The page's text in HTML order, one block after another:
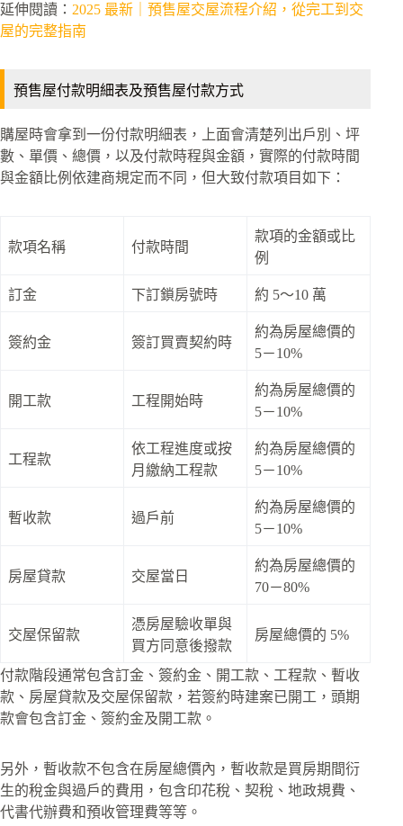
延伸閱讀： 2025 最新｜預售屋交屋流程介紹，從完工到交
屋的完整指南
預售屋付款明細表及預售屋付款方式
購屋時會拿到一份付款明細表，上面會清楚列出戶別、坪
數、單價、總價，以及付款時程與金額，實際的付款時間
與金額比例依建商規定而不同，但大致付款項目如下：
款項名稱 付款時間
款項的金額或比
例
訂金 下訂鎖房號時 約 5～10 萬
簽約金 簽訂買賣契約時
約為房屋總價的
5－10%
開工款 工程開始時
約為房屋總價的
5－10%
工程款
依工程進度或按
月繳納工程款
約為房屋總價的
5－10%
暫收款 過戶前
約為房屋總價的
5－10%
房屋貸款 交屋當日
約為房屋總價的
70－80%
交屋保留款
憑房屋驗收單與
買方同意後撥款
房屋總價的 5%
付款階段通常包含訂金、簽約金、開工款、工程款、暫收
款、房屋貸款及交屋保留款，若簽約時建案已開工，頭期
款會包含訂金、簽約金及開工款。
另外，暫收款不包含在房屋總價內，暫收款是買房期間衍
生的稅金與過戶的費用，包含印花稅、契稅、地政規費、
代書代辦費和預收管理費等等。